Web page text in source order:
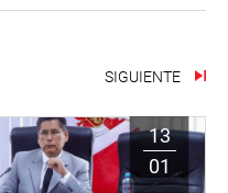
SIGUIENTE
13
01